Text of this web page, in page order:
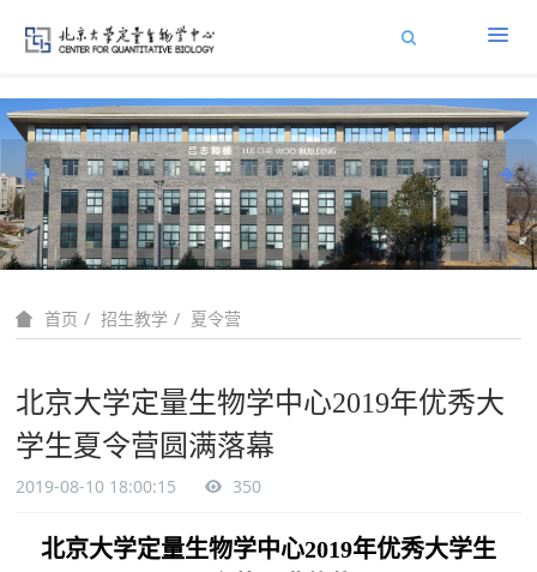
首页 招生教学 夏令营
北京大学定量生物学中心2019年优秀大
学生夏令营圆满落幕
2019-08-10 18:00:15 350
北京大学定量生物学中心2019年优秀大学生